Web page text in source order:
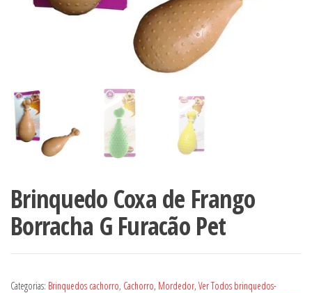
Brinquedo Coxa de Frango
Borracha G Furacão Pet
Categorias: Brinquedos cachorro, Cachorro, Mordedor, Ver Todos brinquedos-